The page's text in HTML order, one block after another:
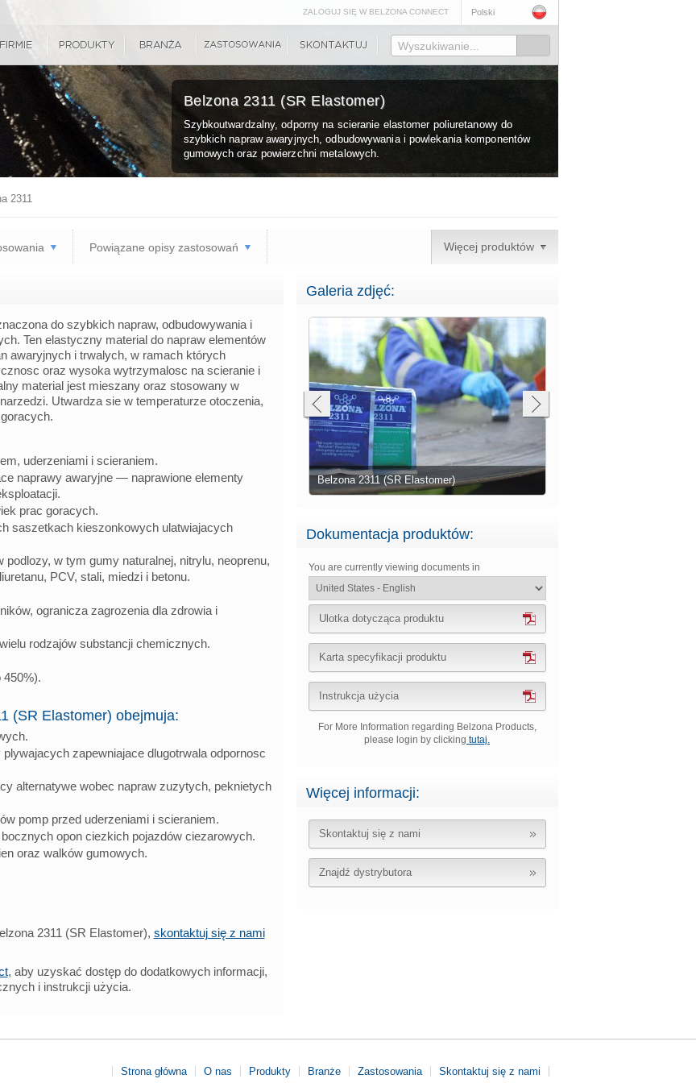
Polski
ZALOGUJ SIĘ W BELZONA CONNECT
Wyszukiwanie...
Belzona 2311 (SR Elastomer)
Szybkoutwardzalny, odporny na scieranie elastomer poliuretanowy do
szybkich napraw awaryjnych, odbudowywania i powlekania komponentów
gumowych oraz powierzchni metalowych.
2311
Powiązane opisy zastosowań Więcej produktów
do szybkich napraw, odbudowywania i
Ten elastyczny material do napraw elementów
awaryjnych i trwalych, w ramach których
oraz wysoka wytrzymalosc na scieranie i
material jest mieszany oraz stosowany w
Utwardza sie w temperaturze otoczenia,
uderzeniami i scieraniem.
naprawy awaryjne — naprawione elementy
prac goracych.
saszetkach kieszonkowych ulatwiajacych
w tym gumy naturalnej, nitrylu, neoprenu,
PCV, stali, miedzi i betonu.
ogranicza zagrozenia dla zdrowia i
rodzajów substancji chemicznych.
(SR Elastomer) obejmuja:
zapewniajace dlugotrwala odpornosc
alternatywe wobec napraw zuzytych, peknietych
pomp przed uderzeniami i scieraniem.
opon ciezkich pojazdów ciezarowych.
oraz walków gumowych.
2311 (SR Elastomer), skontaktuj się z nami
, aby uzyskać dostęp do dodatkowych informacji,
i instrukcji użycia.
Galeria zdjęć:
Belzona 2311 (SR Elastomer)
Uszkodzona opona poddawana dużym
obciążeniom
Wzmocniony system Belzona 2311 (SR
Elastomer) zastosowany do naprawy taśmy
Dokumentacja produktów:
You are currently viewing documents in
Ulotka dotycząca produktu
Karta specyfikacji produktu
Instrukcja użycia
For More Information regarding Belzona Products,
please login by clicking tutaj.
Więcej informacji:
Skontaktuj się z nami
Znajdź dystrybutora
Strona główna O nas Produkty Branże Zastosowania Skontaktuj się z nami